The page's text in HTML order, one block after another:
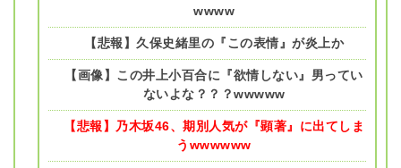
wwww
【悲報】久保史緒里の『この表情』が炎上か
【画像】この井上小百合に『欲情しない』男ってい
ないよな？？？wwwww
【悲報】乃木坂46、期別人気が『顕著』に出てしま
うwwwwww